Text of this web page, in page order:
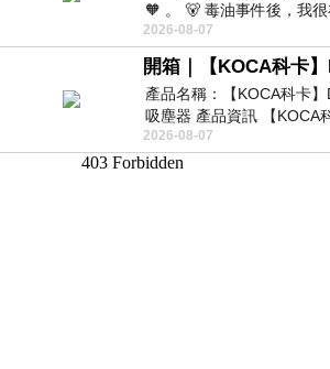
🧡 。 🐻 毒油事件後，我很
前天購買了我之前就很愛
2026-08-07
產品名稱：【KOCA科卡
吸塵器 產品資訊 【KOCA
線手持吸塵器評語： 能吸
2026-08-07